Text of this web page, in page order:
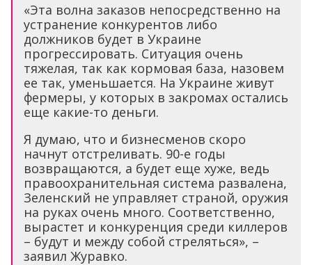
«Эта волна заказов непосредственно на
устранение конкурентов либо
должников будет в Украине
прогрессировать. Ситуация очень
тяжелая, так как кормовая база, назовем
ее так, уменьшается. На Украине живут
фермеры, у которых в закромах остались
еще какие-то деньги.
Я думаю, что и бизнесменов скоро
начнут отстреливать. 90-е годы
возвращаются, а будет еще хуже, ведь
правоохранительная система развалена,
Зеленский не управляет страной, оружия
на руках очень много. Соответственно,
вырастет и конкуренция среди киллеров
– будут и между собой стреляться», –
заявил Журавко.